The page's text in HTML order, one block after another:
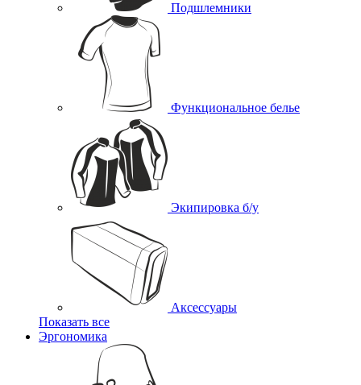
Подшлемники
Функциональное белье
Экипировка б/у
Аксессуары
Показать все
Эргономика